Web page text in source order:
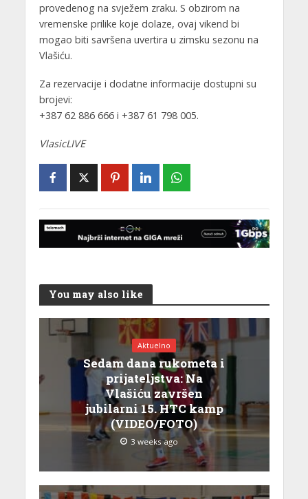
provedenog na svježem zraku. S obzirom na
vremenske prilike koje dolaze, ovaj vikend bi
mogao biti savršena uvertira u zimsku sezonu na
Vlašiću.
Za rezervacije i dodatne informacije dostupni su
brojevi:
+387 62 886 666 i +387 61 798 005.
VlasicLIVE
You may also like
Aktuelno
Sedam dana rukometa i
prijateljstva: Na
Vlašiću završen
jubilarni 15. HTC kamp
(VIDEO/FOTO)
3 weeks ago